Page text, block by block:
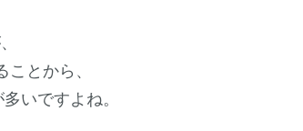
とから、
いですよね。